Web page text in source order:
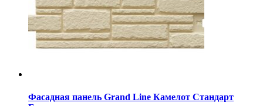
Фасадная панель Grand Line Камелот Стандарт